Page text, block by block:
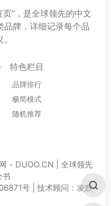
页”，是全球领先的中文
品牌，详细记录每个品
特色栏目
品牌排行
极简模式
随机推荐
- DUOO.CN | 全球领先
书
号
技术顾问：凌默